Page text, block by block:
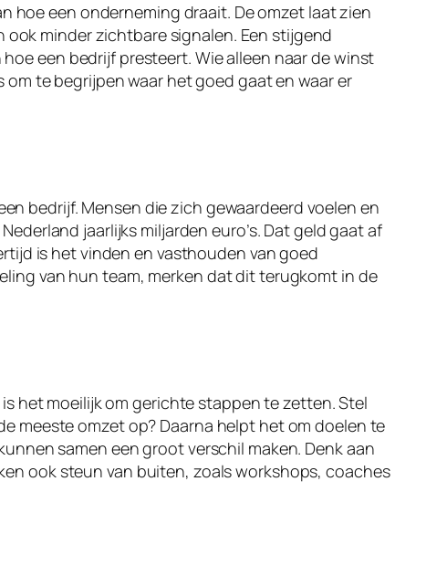
hoe een onderneming draait. De omzet laat zien
minder zichtbare signalen. Een stijgend
een bedrijf presteert. Wie alleen naar de winst
te begrijpen waar het goed gaat en waar er
bedrijf. Mensen die zich gewaardeerd voelen en
jaarlijks miljarden euro’s. Dat geld gaat af
is het vinden en vasthouden van goed
van hun team, merken dat dit terugkomt in de
het moeilijk om gerichte stappen te zetten. Stel
meeste omzet op? Daarna helpt het om doelen te
samen een groot verschil maken. Denk aan
ook steun van buiten, zoals workshops, coaches